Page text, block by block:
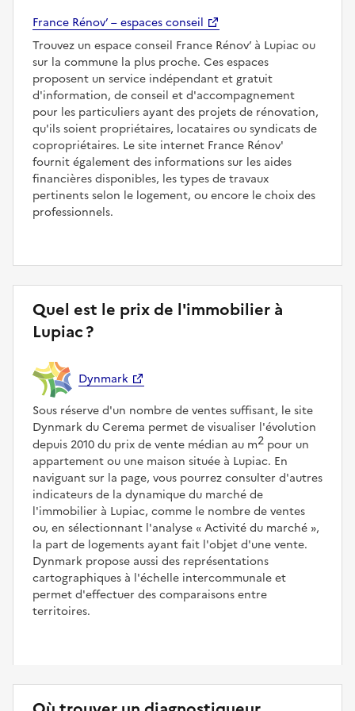
France Rénov’ – espaces conseil
Trouvez un espace conseil France Rénov’ à Lupiac ou
sur la commune la plus proche. Ces espaces
proposent un service indépendant et gratuit
d'information, de conseil et d'accompagnement
pour les particuliers ayant des projets de rénovation,
qu'ils soient propriétaires, locataires ou syndicats de
copropriétaires. Le site internet France Rénov'
fournit également des informations sur les aides
financières disponibles, les types de travaux
pertinents selon le logement, ou encore le choix des
professionnels.
Quel est le prix de l'immobilier à
Lupiac ?
Dynmark
Sous réserve d'un nombre de ventes suffisant, le site
Dynmark du Cerema permet de visualiser l'évolution
depuis 2010 du prix de vente médian au m2 pour un
appartement ou une maison située à Lupiac. En
naviguant sur la page, vous pourrez consulter d'autres
indicateurs de la dynamique du marché de
l'immobilier à Lupiac, comme le nombre de ventes
ou, en sélectionnant l'analyse
Activité du marché ,
la part de logements ayant fait l'objet d'une vente.
Dynmark propose aussi des représentations
cartographiques à l'échelle intercommunale et
permet d'effectuer des comparaisons entre
territoires.